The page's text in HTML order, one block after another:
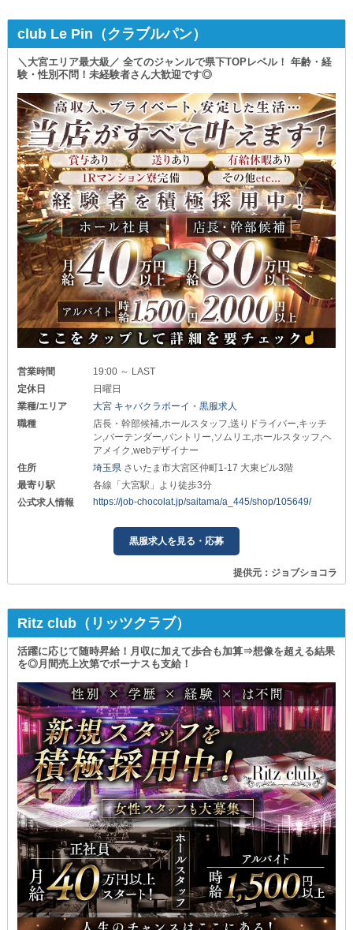
club Le Pin（クラブルパン）
＼大宮エリア最大級／ 全てのジャンルで県下TOPレベル！ 年齢・経
験・性別不問！未経験者さん大歓迎です◎
営業時間
19:00 ～ LAST
定休日
日曜日
業種/エリア
大宮 キャバクラボーイ・黒服求人
職種
店長・幹部候補,ホールスタッフ,送りドライバー,キッチ
ン,バーテンダー,パントリー,ソムリエ,ホールスタッフ,ヘ
アメイク,webデザイナー
住所
埼玉県 さいたま市大宮区仲町1-17 大東ビル3階
最寄り駅
各線「大宮駅」より徒歩3分
公式求人情報
https://job-chocolat.jp/saitama/a_445/shop/105649/
黒服求人を見る・応募
提供元：ジョブショコラ
Ritz club（リッツクラブ）
活躍に応じて随時昇給！月収に加えて歩合も加算⇒想像を超える結果
を◎月間売上次第でボーナスも支給！